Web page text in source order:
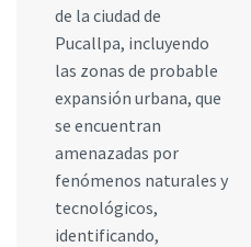
de la ciudad de
Pucallpa, incluyendo
las zonas de probable
expansión urbana, que
se encuentran
amenazadas por
fenómenos naturales y
tecnológicos,
identificando,